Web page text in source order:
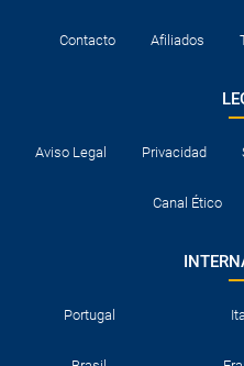
Contacto Afiliados
Aviso Legal Privacidad
Canal Ético
Portugal